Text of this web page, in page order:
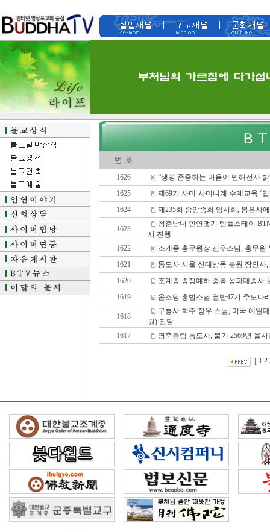
번 호
1626
“생명 존중하는 마음이 만해선사
1625
제69기 사미·사미니계 수계교육 ‘입
1624
제235회 중앙종회 임시회, 봉은사
1623
청춘남녀 인연맺기 템플스테이
서 진행
1622
조계종 총무원장 진우스님, 총무원
1621
통도사 서울 신대방동 분원 장안사
1620
조계종 종정예하 중봉 성파대종사
1619
운조당 홍법스님 열반47기 추모다
1618
구룡사 회주 정우 스님, 미국 예일
원) 전달
1617
영축총림 통도사, 불기 2569년 을
[ 1 2